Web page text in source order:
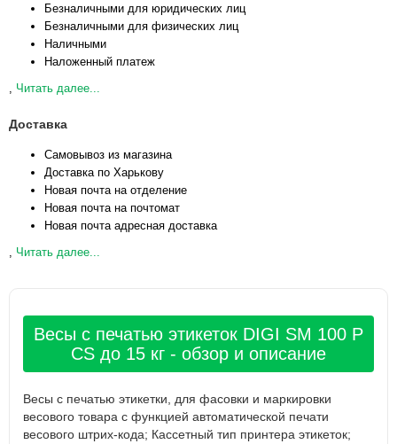
Безналичными для юридических лиц
Безналичными для физических лиц
Наличными
Наложенный платеж
, Читать далее...
Доставка
Самовывоз из магазина
Доставка по Харькову
Новая почта на отделение
Новая почта на почтомат
Новая почта адресная доставка
, Читать далее...
Весы с печатью этикеток DIGI SM 100 P
CS до 15 кг - обзор и описание
Весы с печатью этикетки, для фасовки и маркировки
весового товара с функцией автоматической печати
весового штрих-кода; Кассетный тип принтера этикеток;